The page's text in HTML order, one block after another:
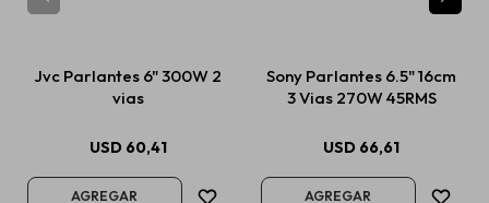
Jvc Parlantes 6" 300W 2
vias
USD 60,41
Sony Parlantes 6.5" 16cm
3 Vias 270W 45RMS
USD 66,61